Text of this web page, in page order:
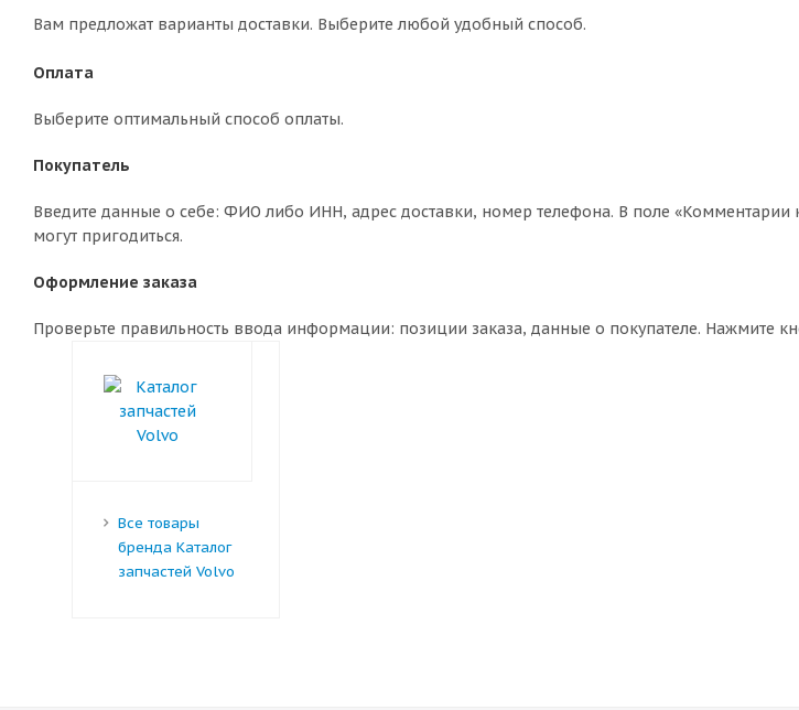
Вам предложат варианты доставки. Выберите любой удобный способ.
Оплата
Выберите оптимальный способ оплаты.
Покупатель
Введите данные о себе: ФИО либо ИНН, адрес доставки, номер телефона. В поле «Комментарии
могут пригодиться.
Оформление заказа
Проверьте правильность ввода информации: позиции заказа, данные о покупателе. Нажмите
Все товары
бренда Каталог
запчастей Volvo